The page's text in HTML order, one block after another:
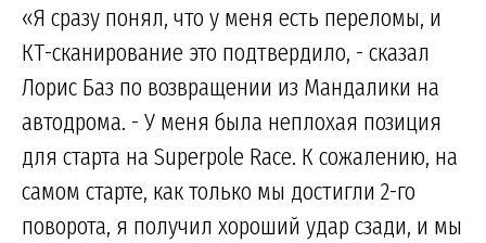
«Я сразу понял, что у меня есть переломы, и
КТ-сканирование это подтвердило, - сказал
Лорис Баз по возвращении из Мандалики на
автодрома. - У меня была неплохая позиция
для старта на Superpole Race. К сожалению, на
самом старте, как только мы достигли 2-го
поворота, я получил хороший удар сзади, и мы